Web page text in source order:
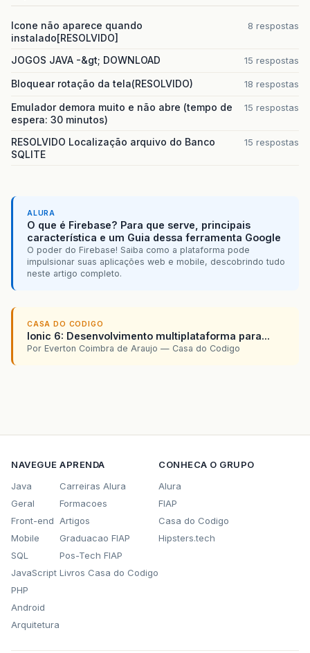
Icone não aparece quando
instalado[RESOLVIDO]
8 respostas
JOGOS JAVA -&gt; DOWNLOAD 15 respostas
Bloquear rotação da tela(RESOLVIDO) 18 respostas
Emulador demora muito e não abre (tempo de
espera: 30 minutos)
15 respostas
RESOLVIDO Localização arquivo do Banco
SQLITE
15 respostas
ALURA
O que é Firebase? Para que serve, principais
característica e um Guia dessa ferramenta Google
O poder do Firebase! Saiba como a plataforma pode
impulsionar suas aplicações web e mobile, descobrindo tudo
neste artigo completo.
CASA DO CODIGO
Ionic 6: Desenvolvimento multiplataforma para...
Por Everton Coimbra de Araujo — Casa do Codigo
NAVEGUE
Java
Geral
Front-end
Mobile
SQL
JavaScript
PHP
Android
Arquitetura
APRENDA
Carreiras Alura
Formacoes
Artigos
Graduacao FIAP
Pos-Tech FIAP
Livros Casa do Codigo
CONHECA O GRUPO
Alura
FIAP
Casa do Codigo
Hipsters.tech